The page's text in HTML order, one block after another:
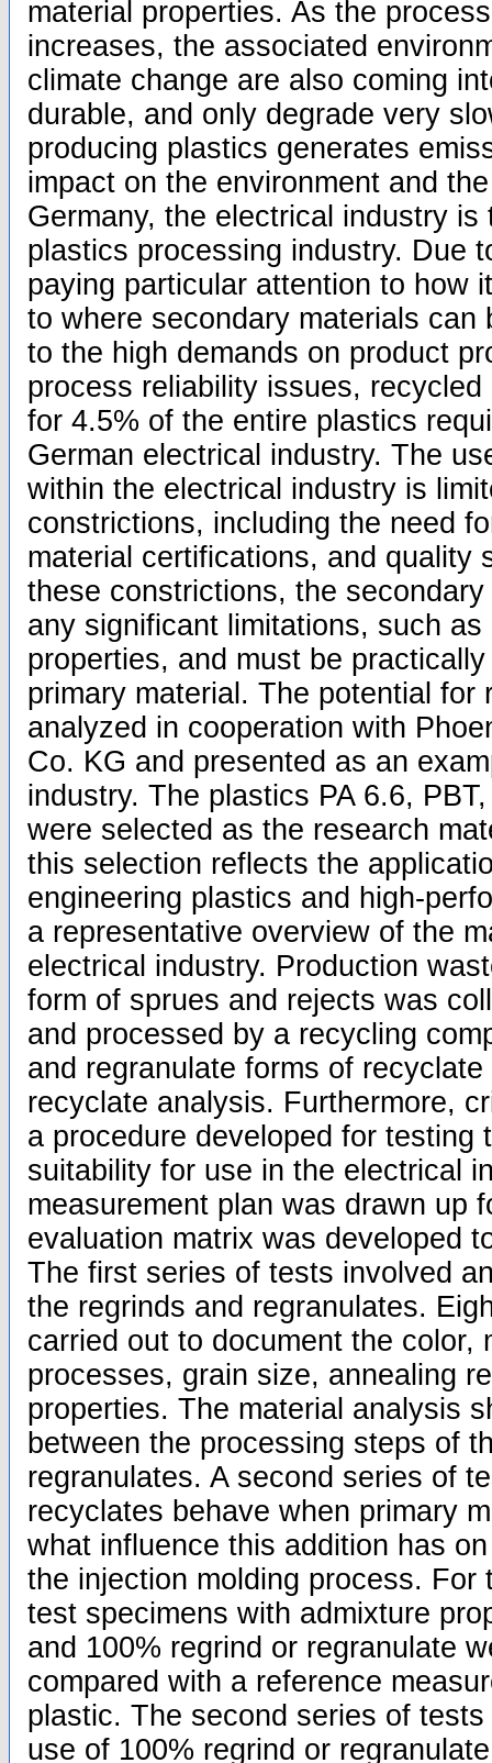
material properties. As the
increases, the associated
climate change are also coming
durable, and only degrade very
producing plastics generates
impact on the environment and
Germany, the electrical industry is
plastics processing industry. Due
paying particular attention to how
to where secondary materials can
to the high demands on product
process reliability issues,
for 4.5% of the entire plastics
German electrical industry. The
within the electrical industry is
constrictions, including the need
material certifications, and quality
these constrictions, the
any significant limitations, such
properties, and must be
primary material. The potential for
analyzed in cooperation with
Co. KG and presented as an
industry. The plastics PA 6.6,
were selected as the research
this selection reflects the
engineering plastics and high-
a representative overview of the
electrical industry. Production
form of sprues and rejects was
and processed by a recycling
and regranulate forms of
recyclate analysis. Furthermore,
a procedure developed for testing
suitability for use in the electrical
measurement plan was drawn up
evaluation matrix was developed
The first series of tests involved
the regrinds and regranulates.
carried out to document the color,
processes, grain size, annealing
properties. The material analysis
between the processing steps of
regranulates. A second series of
recyclates behave when primary
what influence this addition has
the injection molding process. For
test specimens with admixture
and 100% regrind or regranulate
compared with a reference
plastic. The second series of
use of 100% regrind or